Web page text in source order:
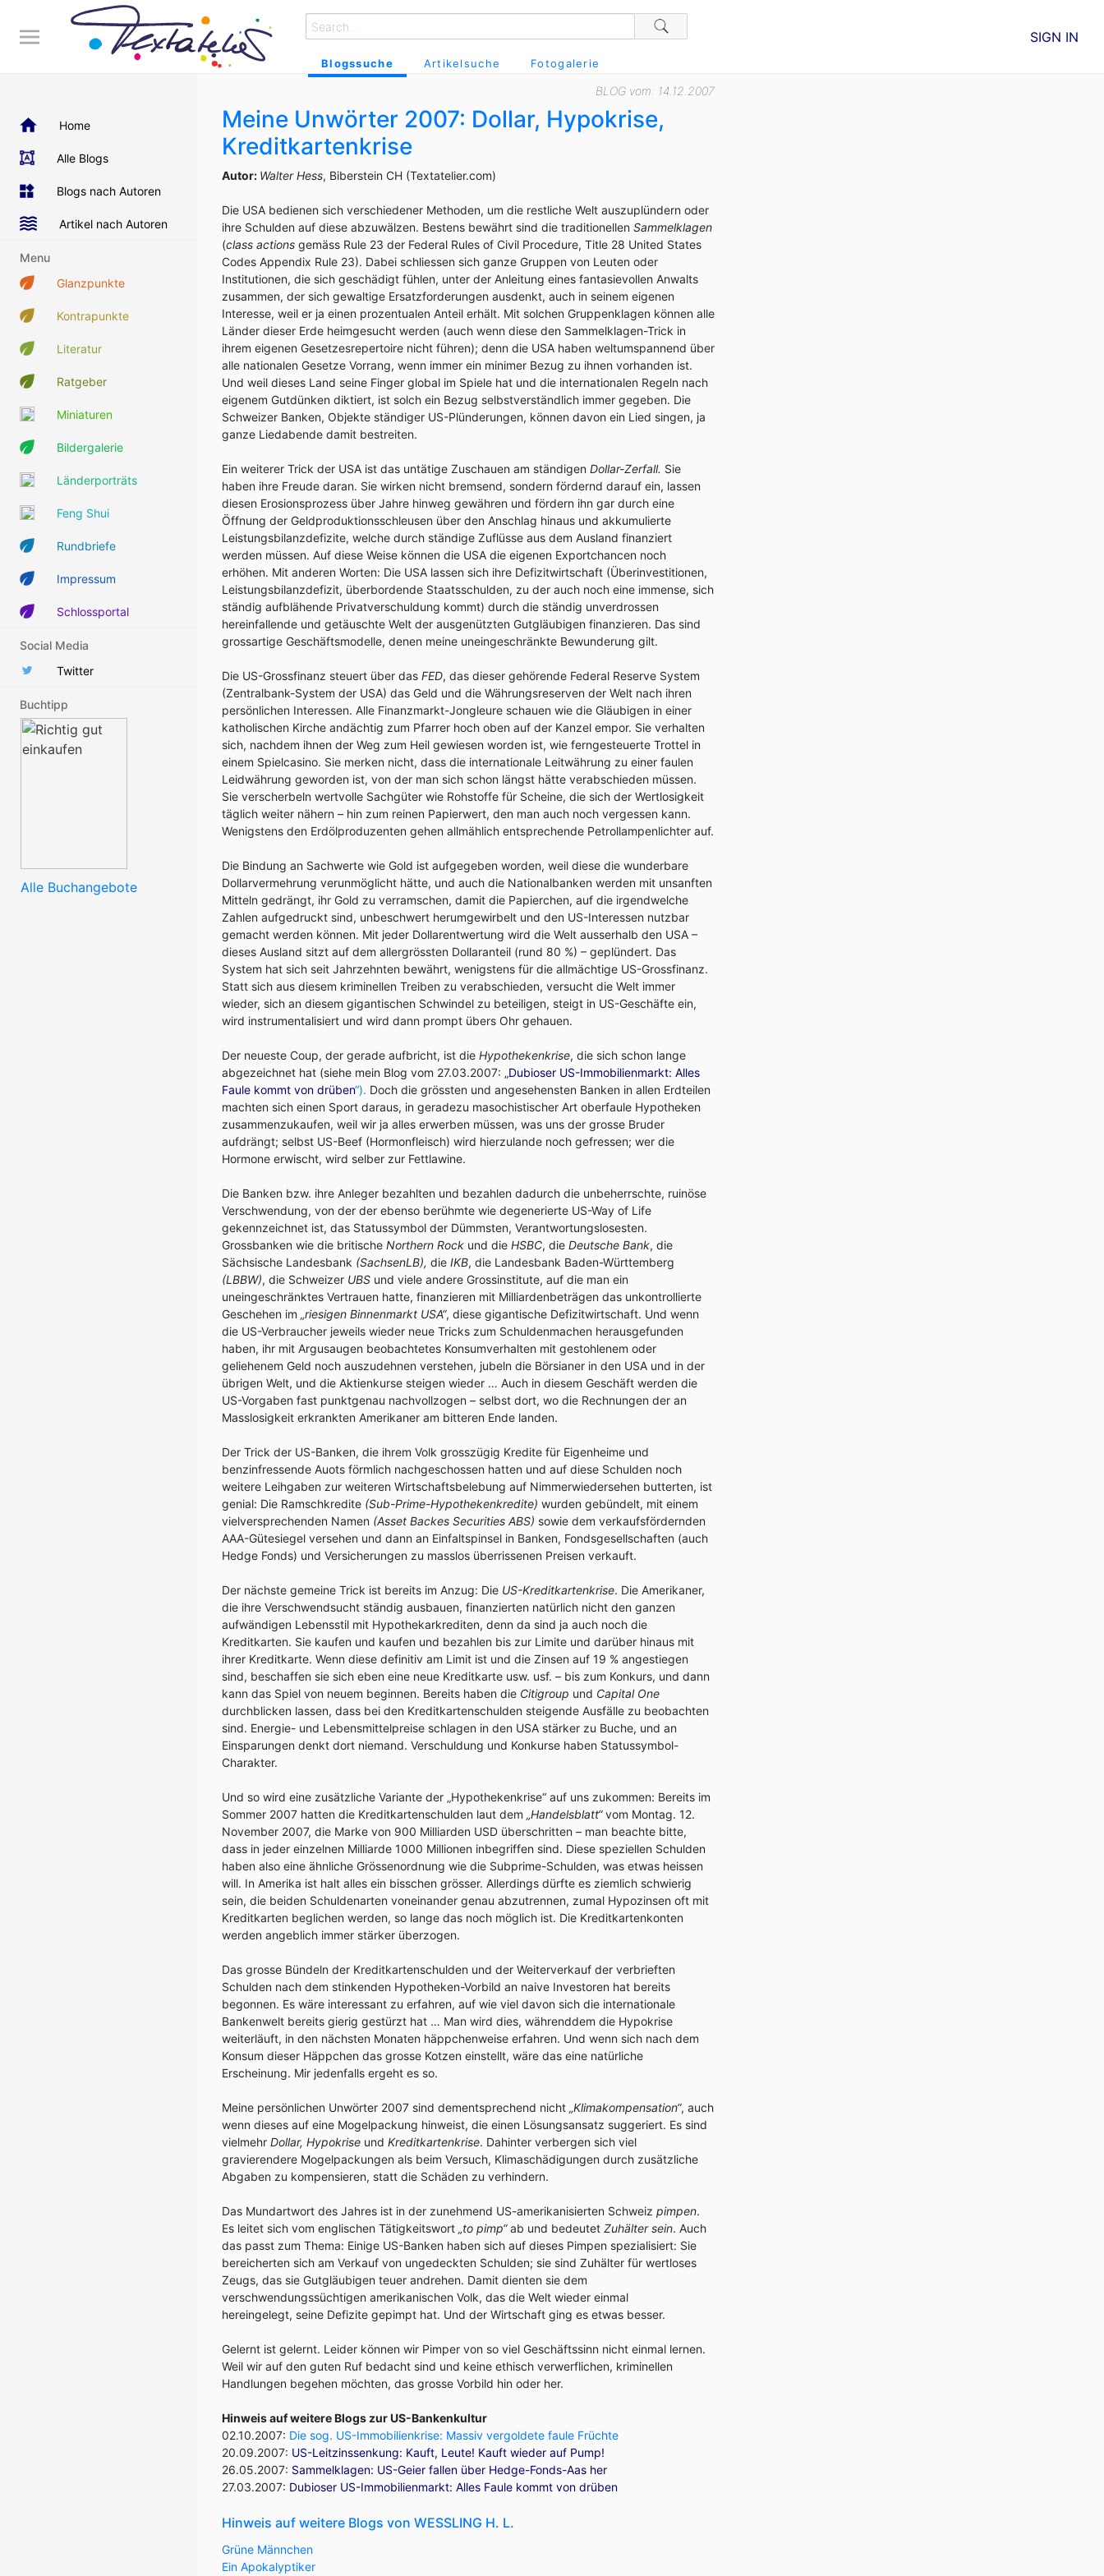
Blogssuche Artikelsuche Fotogalerie
SIGN IN
Home
Alle Blogs
Blogs nach Autoren
Artikel nach Autoren
Menu
Glanzpunkte
Kontrapunkte
Literatur
Ratgeber
Miniaturen
Bildergalerie
Länderporträts
Feng Shui
Rundbriefe
Impressum
Schlossportal
Social Media
Twitter
Buchtipp
Alle Buchangebote
BLOG vom: 14.12.2007
Meine Unwörter 2007: Dollar, Hypokrise,
Kreditkartenkrise
Autor: Walter Hess, Biberstein CH (Textatelier.com)
Die USA bedienen sich verschiedener Methoden, um die restliche Welt auszuplündern oder
ihre Schulden auf diese abzuwälzen. Bestens bewährt sind die traditionellen Sammelklagen
(class actions gemäss Rule 23 der Federal Rules of Civil Procedure, Title 28 United States
Codes Appendix Rule 23). Dabei schliessen sich ganze Gruppen von Leuten oder
Institutionen, die sich geschädigt fühlen, unter der Anleitung eines fantasievollen Anwalts
zusammen, der sich gewaltige Ersatzforderungen ausdenkt, auch in seinem eigenen
Interesse, weil er ja einen prozentualen Anteil erhält. Mit solchen Gruppenklagen können alle
Länder dieser Erde heimgesucht werden (auch wenn diese den Sammelklagen-Trick in
ihrem eigenen Gesetzesrepertoire nicht führen); denn die USA haben weltumspannend über
alle nationalen Gesetze Vorrang, wenn immer ein minimer Bezug zu ihnen vorhanden ist.
Und weil dieses Land seine Finger global im Spiele hat und die internationalen Regeln nach
eigenem Gutdünken diktiert, ist solch ein Bezug selbstverständlich immer gegeben. Die
Schweizer Banken, Objekte ständiger US-Plünderungen, können davon ein Lied singen, ja
ganze Liedabende damit bestreiten.
Ein weiterer Trick der USA ist das untätige Zuschauen am ständigen Dollar-Zerfall. Sie
haben ihre Freude daran. Sie wirken nicht bremsend, sondern fördernd darauf ein, lassen
diesen Erosionsprozess über Jahre hinweg gewähren und fördern ihn gar durch eine
Öffnung der Geldproduktionsschleusen über den Anschlag hinaus und akkumulierte
Leistungsbilanzdefizite, welche durch ständige Zuflüsse aus dem Ausland finanziert
werden müssen. Auf diese Weise können die USA die eigenen Exportchancen noch
erhöhen. Mit anderen Worten: Die USA lassen sich ihre Defizitwirtschaft (Überinvestitionen,
Leistungsbilanzdefizit, überbordende Staatsschulden, zu der auch noch eine immense, sich
ständig aufblähende Privatverschuldung kommt) durch die ständig unverdrossen
hereinfallende und getäuschte Welt der ausgenützten Gutgläubigen finanzieren. Das sind
grossartige Geschäftsmodelle, denen meine uneingeschränkte Bewunderung gilt.
Die US-Grossfinanz steuert über das FED, das dieser gehörende Federal Reserve System
(Zentralbank-System der USA) das Geld und die Währungsreserven der Welt nach ihren
persönlichen Interessen. Alle Finanzmarkt-Jongleure schauen wie die Gläubigen in einer
katholischen Kirche andächtig zum Pfarrer hoch oben auf der Kanzel empor. Sie verhalten
sich, nachdem ihnen der Weg zum Heil gewiesen worden ist, wie ferngesteuerte Trottel in
einem Spielcasino. Sie merken nicht, dass die internationale Leitwährung zu einer faulen
Leidwährung geworden ist, von der man sich schon längst hätte verabschieden müssen.
Sie verscherbeln wertvolle Sachgüter wie Rohstoffe für Scheine, die sich der Wertlosigkeit
täglich weiter nähern – hin zum reinen Papierwert, den man auch noch vergessen kann.
Wenigstens den Erdölproduzenten gehen allmählich entsprechende Petrollampenlichter auf.
Die Bindung an Sachwerte wie Gold ist aufgegeben worden, weil diese die wunderbare
Dollarvermehrung verunmöglicht hätte, und auch die Nationalbanken werden mit unsanften
Mitteln gedrängt, ihr Gold zu verramschen, damit die Papierchen, auf die irgendwelche
Zahlen aufgedruckt sind, unbeschwert herumgewirbelt und den US-Interessen nutzbar
gemacht werden können. Mit jeder Dollarentwertung wird die Welt ausserhalb den USA –
dieses Ausland sitzt auf dem allergrössten Dollaranteil (rund 80 %) – geplündert. Das
System hat sich seit Jahrzehnten bewährt, wenigstens für die allmächtige US-Grossfinanz.
Statt sich aus diesem kriminellen Treiben zu verabschieden, versucht die Welt immer
wieder, sich an diesem gigantischen Schwindel zu beteiligen, steigt in US-Geschäfte ein,
wird instrumentalisiert und wird dann prompt übers Ohr gehauen.
Der neueste Coup, der gerade aufbricht, ist die Hypothekenkrise, die sich schon lange
abgezeichnet hat (siehe mein Blog vom 27.03.2007: „Dubioser US-Immobilienmarkt: Alles
Faule kommt von drüben“). Doch die grössten und angesehensten Banken in allen Erdteilen
machten sich einen Sport daraus, in geradezu masochistischer Art oberfaule Hypotheken
zusammenzukaufen, weil wir ja alles erwerben müssen, was uns der grosse Bruder
aufdrängt; selbst US-Beef (Hormonfleisch) wird hierzulande noch gefressen; wer die
Hormone erwischt, wird selber zur Fettlawine.
Die Banken bzw. ihre Anleger bezahlten und bezahlen dadurch die unbeherrschte, ruinöse
Verschwendung, von der der ebenso berühmte wie degenerierte US-Way of Life
gekennzeichnet ist, das Statussymbol der Dümmsten, Verantwortungslosesten.
Grossbanken wie die britische Northern Rock und die HSBC, die Deutsche Bank, die
Sächsische Landesbank (SachsenLB), die IKB, die Landesbank Baden-Württemberg
(LBBW), die Schweizer UBS und viele andere Grossinstitute, auf die man ein
uneingeschränktes Vertrauen hatte, finanzieren mit Milliardenbeträgen das unkontrollierte
Geschehen im „riesigen Binnenmarkt USA“, diese gigantische Defizitwirtschaft. Und wenn
die US-Verbraucher jeweils wieder neue Tricks zum Schuldenmachen herausgefunden
haben, ihr mit Argusaugen beobachtetes Konsumverhalten mit gestohlenem oder
geliehenem Geld noch auszudehnen verstehen, jubeln die Börsianer in den USA und in der
übrigen Welt, und die Aktienkurse steigen wieder … Auch in diesem Geschäft werden die
US-Vorgaben fast punktgenau nachvollzogen – selbst dort, wo die Rechnungen der an
Masslosigkeit erkrankten Amerikaner am bitteren Ende landen.
Der Trick der US-Banken, die ihrem Volk grosszügig Kredite für Eigenheime und
benzinfressende Auots förmlich nachgeschossen hatten und auf diese Schulden noch
weitere Leihgaben zur weiteren Wirtschaftsbelebung auf Nimmerwiedersehen butterten, ist
genial: Die Ramschkredite (Sub-Prime-Hypothekenkredite) wurden gebündelt, mit einem
vielversprechenden Namen (Asset Backes Securities ABS) sowie dem verkaufsfördernden
AAA-Gütesiegel versehen und dann an Einfaltspinsel in Banken, Fondsgesellschaften (auch
Hedge Fonds) und Versicherungen zu masslos überrissenen Preisen verkauft.
Der nächste gemeine Trick ist bereits im Anzug: Die US-Kreditkartenkrise. Die Amerikaner,
die ihre Verschwendsucht ständig ausbauen, finanzierten natürlich nicht den ganzen
aufwändigen Lebensstil mit Hypothekarkrediten, denn da sind ja auch noch die
Kreditkarten. Sie kaufen und kaufen und bezahlen bis zur Limite und darüber hinaus mit
ihrer Kreditkarte. Wenn diese definitiv am Limit ist und die Zinsen auf 19 % angestiegen
sind, beschaffen sie sich eben eine neue Kreditkarte usw. usf. – bis zum Konkurs, und dann
kann das Spiel von neuem beginnen. Bereits haben die Citigroup und Capital One
durchblicken lassen, dass bei den Kreditkartenschulden steigende Ausfälle zu beobachten
sind. Energie- und Lebensmittelpreise schlagen in den USA stärker zu Buche, und an
Einsparungen denkt dort niemand. Verschuldung und Konkurse haben Statussymbol-
Charakter.
Und so wird eine zusätzliche Variante der „Hypothekenkrise“ auf uns zukommen: Bereits im
Sommer 2007 hatten die Kreditkartenschulden laut dem „Handelsblatt“vom Montag. 12.
November 2007, die Marke von 900 Milliarden USD überschritten – man beachte bitte,
dass in jeder einzelnen Milliarde 1000 Millionen inbegriffen sind. Diese speziellen Schulden
haben also eine ähnliche Grössenordnung wie die Subprime-Schulden, was etwas heissen
will. In Amerika ist halt alles ein bisschen grösser. Allerdings dürfte es ziemlich schwierig
sein, die beiden Schuldenarten voneinander genau abzutrennen, zumal Hypozinsen oft mit
Kreditkarten beglichen werden, so lange das noch möglich ist. Die Kreditkartenkonten
werden angeblich immer stärker überzogen.
Das grosse Bündeln der Kreditkartenschulden und der Weiterverkauf der verbrieften
Schulden nach dem stinkenden Hypotheken-Vorbild an naive Investoren hat bereits
begonnen. Es wäre interessant zu erfahren, auf wie viel davon sich die internationale
Bankenwelt bereits gierig gestürzt hat … Man wird dies, währenddem die Hypokrise
weiterläuft, in den nächsten Monaten häppchenweise erfahren. Und wenn sich nach dem
Konsum dieser Häppchen das grosse Kotzen einstellt, wäre das eine natürliche
Erscheinung. Mir jedenfalls ergeht es so.
Meine persönlichen Unwörter 2007 sind dementsprechend nicht „Klimakompensation“, auch
wenn dieses auf eine Mogelpackung hinweist, die einen Lösungsansatz suggeriert. Es sind
vielmehr Dollar, Hypokrise und Kreditkartenkrise. Dahinter verbergen sich viel
gravierendere Mogelpackungen als beim Versuch, Klimaschädigungen durch zusätzliche
Abgaben zu kompensieren, statt die Schäden zu verhindern.
Das Mundartwort des Jahres ist in der zunehmend US-amerikanisierten Schweiz pimpen.
Es leitet sich vom englischen Tätigkeitswort „to pimp“ab und bedeutet Zuhälter sein. Auch
das passt zum Thema: Einige US-Banken haben sich auf dieses Pimpen spezialisiert: Sie
bereicherten sich am Verkauf von ungedeckten Schulden; sie sind Zuhälter für wertloses
Zeugs, das sie Gutgläubigen teuer andrehen. Damit dienten sie dem
verschwendungssüchtigen amerikanischen Volk, das die Welt wieder einmal
hereingelegt, seine Defizite gepimpt hat. Und der Wirtschaft ging es etwas besser.
Gelernt ist gelernt. Leider können wir Pimper von so viel Geschäftssinn nicht einmal lernen.
Weil wir auf den guten Ruf bedacht sind und keine ethisch verwerflichen, kriminellen
Handlungen begehen möchten, das grosse Vorbild hin oder her.
Hinweis auf weitere Blogs zur US-Bankenkultur
02.10.2007: Die sog. US-Immobilienkrise: Massiv vergoldete faule Früchte
20.09.2007: US-Leitzinssenkung: Kauft, Leute! Kauft wieder auf Pump!
26.05.2007: Sammelklagen: US-Geier fallen über Hedge-Fonds-Aas her
27.03.2007: Dubioser US-Immobilienmarkt: Alles Faule kommt von drüben
Hinweis auf weitere Blogs von WESSLING H. L.
Grüne Männchen
Ein Apokalyptiker